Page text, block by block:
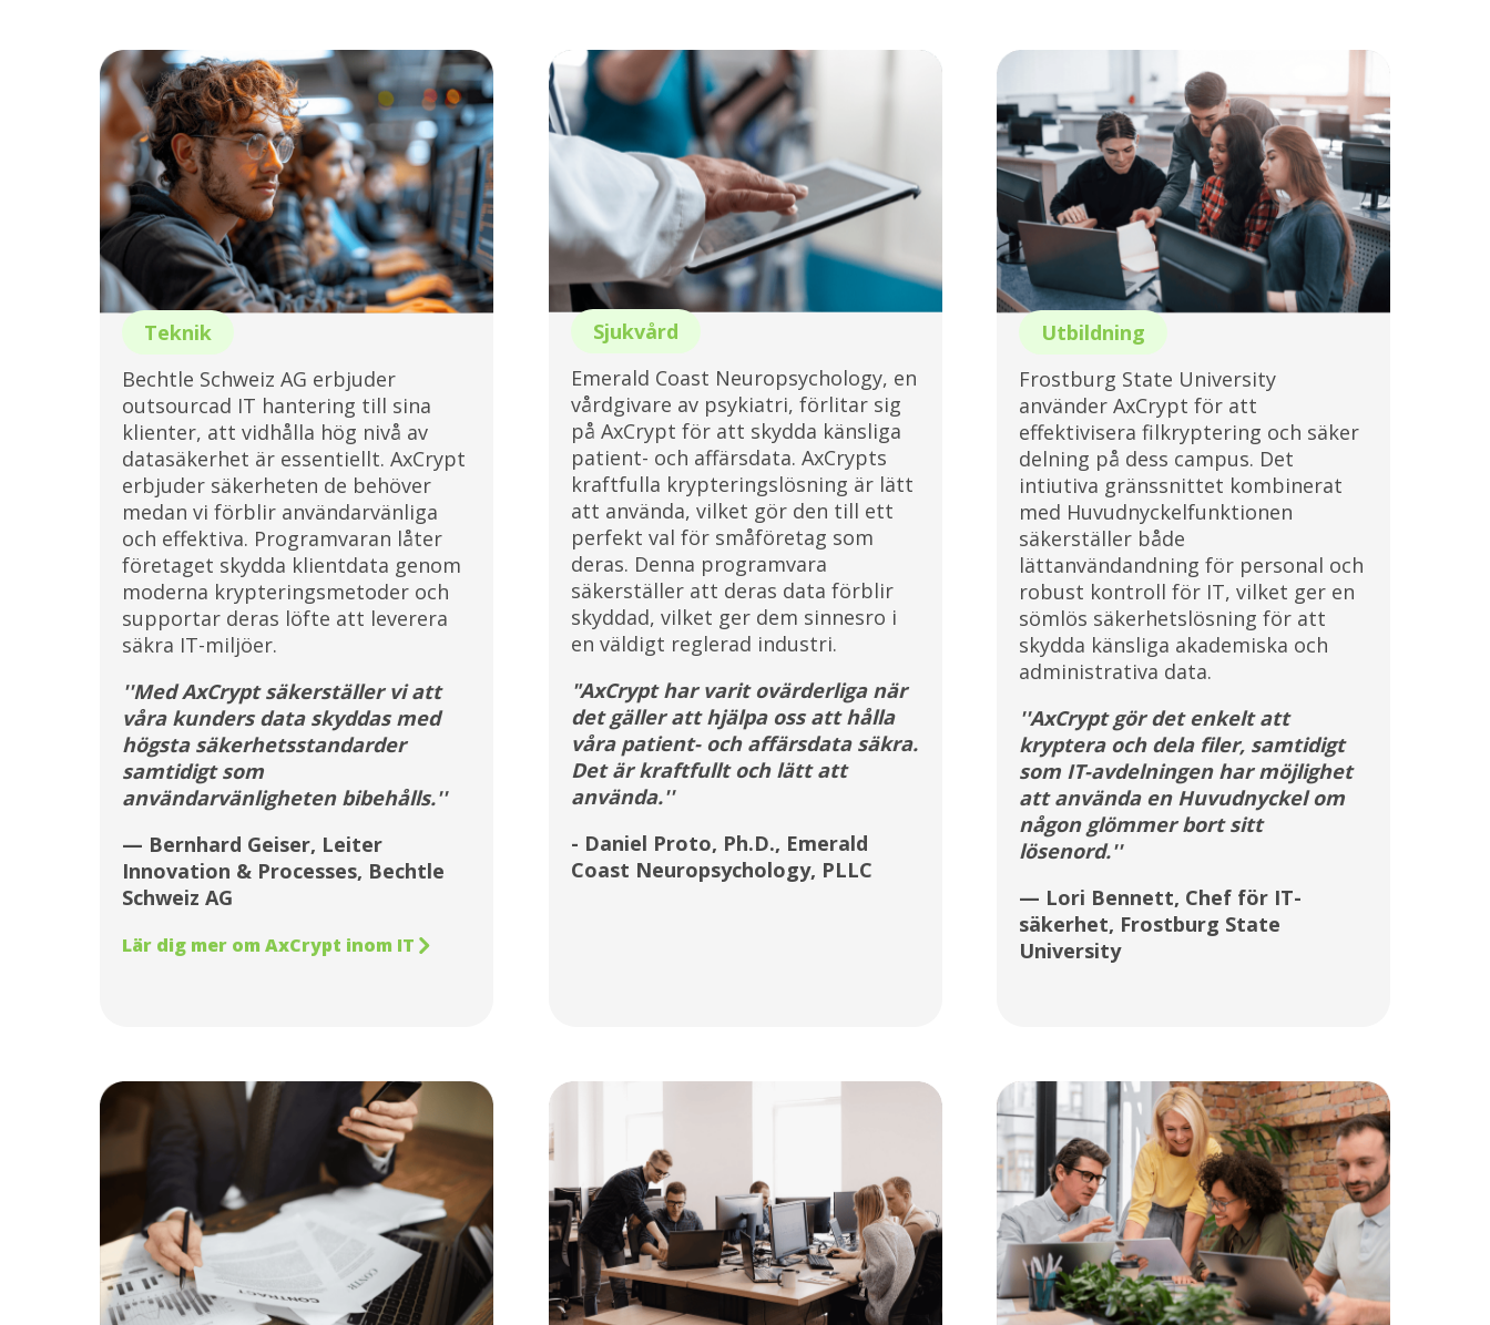
Teknik
Bechtle Schweiz AG erbjuder
outsourcad IT hantering till sina
klienter, att vidhålla hög nivå av
datasäkerhet är essentiellt. AxCrypt
erbjuder säkerheten de behöver
medan vi förblir användarvänliga
och effektiva. Programvaran låter
företaget skydda klientdata genom
moderna krypteringsmetoder och
supportar deras löfte att leverera
säkra IT-miljöer.
''Med AxCrypt säkerställer vi att
våra kunders data skyddas med
högsta säkerhetsstandarder
samtidigt som
användarvänligheten bibehålls.''
— Bernhard Geiser, Leiter
Innovation & Processes, Bechtle
Schweiz AG
Lär dig mer om AxCrypt inom IT
Sjukvård
Emerald Coast Neuropsychology, en
vårdgivare av psykiatri, förlitar sig
på AxCrypt för att skydda känsliga
patient- och affärsdata. AxCrypts
kraftfulla krypteringslösning är lätt
att använda, vilket gör den till ett
perfekt val för småföretag som
deras. Denna programvara
säkerställer att deras data förblir
skyddad, vilket ger dem sinnesro i
en väldigt reglerad industri.
"AxCrypt har varit ovärderliga när
det gäller att hjälpa oss att hålla
våra patient- och affärsdata säkra.
Det är kraftfullt och lätt att
använda.''
- Daniel Proto, Ph.D., Emerald
Coast Neuropsychology, PLLC
Utbildning
Frostburg State University
använder AxCrypt för att
effektivisera filkryptering och säker
delning på dess campus. Det
intiutiva gränssnittet kombinerat
med Huvudnyckelfunktionen
säkerställer både
lättanvändandning för personal och
robust kontroll för IT, vilket ger en
sömlös säkerhetslösning för att
skydda känsliga akademiska och
administrativa data.
''AxCrypt gör det enkelt att
kryptera och dela filer, samtidigt
som IT-avdelningen har möjlighet
att använda en Huvudnyckel om
någon glömmer bort sitt
lösenord.''
— Lori Bennett, Chef för IT-
säkerhet, Frostburg State
University